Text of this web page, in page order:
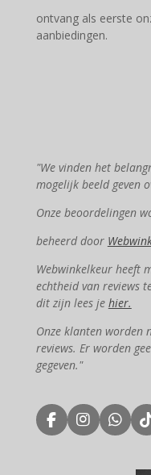
ontvang als eerste
aanbiedingen.
"We vinden het
mogelijk beeld geven
Onze beoordelingen
beheerd door
Webwinkelkeur heeft
echtheid van reviews
dit zijn lees je hier.
Onze klanten worden
reviews. Er worden
gegeven."
F
a
I
n
W
h
T
i